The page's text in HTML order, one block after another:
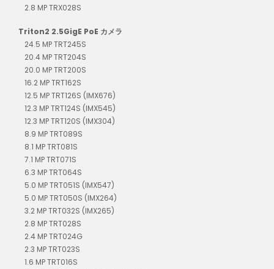
2.8 MP TRX028S
Triton2 2.5GigE PoE カメラ
24.5 MP TRT245S
20.4 MP TRT204S
20.0 MP TRT200S
16.2 MP TRT162S
12.5 MP TRT126S (IMX676)
12.3 MP TRT124S (IMX545)
12.3 MP TRT120S (IMX304)
8.9 MP TRT089S
8.1 MP TRT081S
7.1 MP TRT071S
6.3 MP TRT064S
5.0 MP TRT051S (IMX547)
5.0 MP TRT050S (IMX264)
3.2 MP TRT032S (IMX265)
2.8 MP TRT028S
2.4 MP TRT024G
2.3 MP TRT023S
1.6 MP TRT016S